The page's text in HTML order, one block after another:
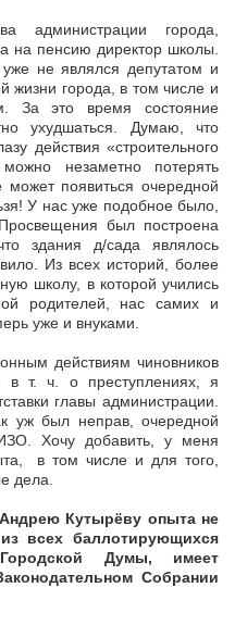
администрации города,
на пенсию директор школы.
не являлся депутатом и
жизни города, в том числе и
За это время состояние
ухудшаться. Думаю, что
действия «строительного
незаметно потерять
появиться очередной
У нас уже подобное было,
был построена
здания д/сада являлось
Из всех историй, более
школу, в которой учились
родителей, нас самих и
уже и внуками.
действиям чиновников
т. ч. о преступлениях, я
главы администрации.
уж был неправ, очередной
Хочу добавить, у меня
в том числе и для того,
дела.
Кутырёву опыта не
всех баллотирующихся
Думы, имеет
Собрании